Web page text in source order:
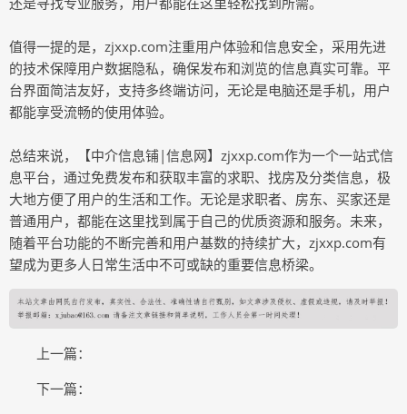
值得一提的是，zjxxp.com注重用户体验和信息安全，采用先进
的技术保障用户数据隐私，确保发布和浏览的信息真实可靠。平
台界面简洁友好，支持多终端访问，无论是电脑还是手机，用户
都能享受流畅的使用体验。
总结来说，【中介信息铺|信息网】zjxxp.com作为一个一站式信
息平台，通过免费发布和获取丰富的求职、找房及分类信息，极
大地方便了用户的生活和工作。无论是求职者、房东、买家还是
普通用户，都能在这里找到属于自己的优质资源和服务。未来，
随着平台功能的不断完善和用户基数的持续扩大，zjxxp.com有
望成为更多人日常生活中不可或缺的重要信息桥梁。
上一篇：
下一篇：